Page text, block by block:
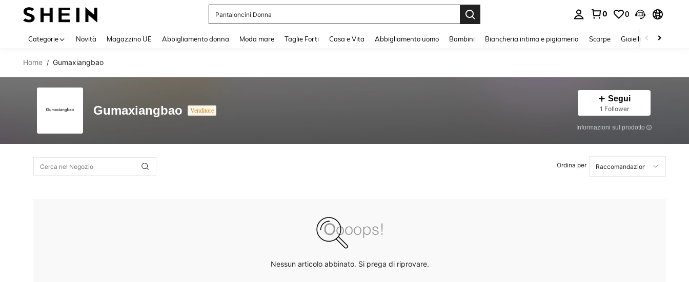
Pantaloncini Donna
0 0
Categorie Novità Magazzino UE Abbigliamento donna Moda mare Taglie Forti Casa e Vita Abbigliamento uomo Bambini Biancheria intima e pigiameria Scarpe Gioielli E Accessori
Home / Gumaxiangbao
Gumaxiangbao Venditore
Segui
1 Follower
Informazioni sul prodotto
Ordina per
Nessun articolo abbinato. Si prega di riprovare.